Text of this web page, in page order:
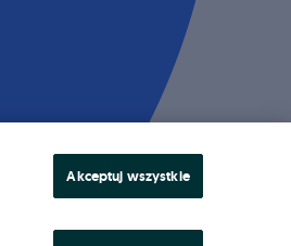
Akceptuj wszystkie